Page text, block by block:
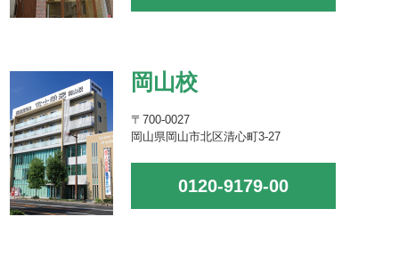
岡山校
〒700-0027
岡山県岡山市北区清心町3-27
0120-9179-00